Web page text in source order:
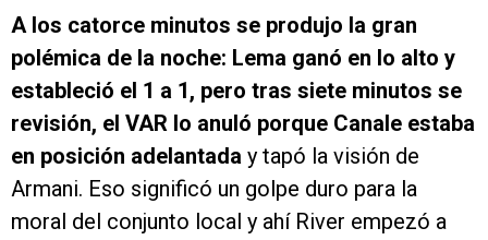
A los catorce minutos se produjo la gran
polémica de la noche: Lema ganó en lo alto y
estableció el 1 a 1, pero tras siete minutos se
revisión, el VAR lo anuló porque Canale estaba
en posición adelantada y tapó la visión de
Armani. Eso significó un golpe duro para la
moral del conjunto local y ahí River empezó a